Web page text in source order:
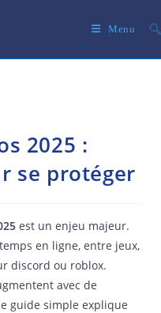
Menu
2025 :
se protéger
est un enjeu majeur.
en ligne, entre jeux,
discord ou roblox.
avec de
guide simple explique